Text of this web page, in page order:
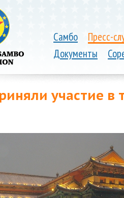
Самбо Пресс-
Документы
участие